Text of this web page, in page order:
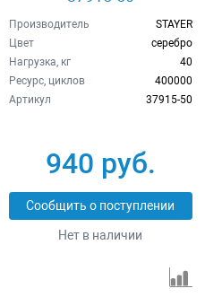
Производитель
STAYER
Цвет
серебро
Нагрузка, кг
40
Ресурс, циклов
400000
Артикул
37915-50
940 руб.
Сообщить о поступлении
Нет в наличии